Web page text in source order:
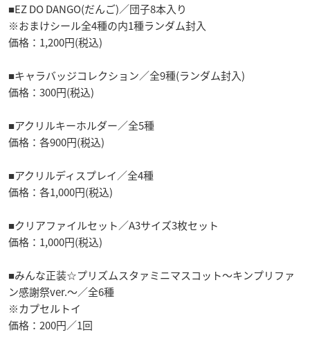
■EZ DO DANGO(だんご)／団子8本入り
※おまけシール全4種の内1種ランダム封入
価格：1,200円(税込)
■キャラバッジコレクション／全9種(ランダム封入)
価格：300円(税込)
■アクリルキーホルダー／全5種
価格：各900円(税込)
■アクリルディスプレイ／全4種
価格：各1,000円(税込)
■クリアファイルセット／A3サイズ3枚セット
価格：1,000円(税込)
■みんな正装☆プリズムスタァミニマスコット〜キンプリファ
ン感謝祭ver.〜／全6種
※カプセルトイ
価格：200円／1回